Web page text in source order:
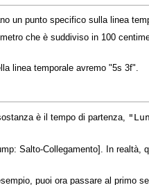
un punto specifico sulla linea
che è suddiviso in 100
linea temporale avremo "5s 3f".
è il tempo di partenza,
Salto-Collegamento]. In
puoi ora passare al primo